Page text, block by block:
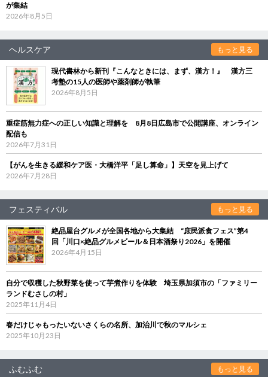
が集結
2026年8月5日
ヘルスケア もっと見る
現代書林から新刊『こんなときには、まず、漢方！』 漢方三
考塾の15人の医師や薬剤師が執筆
2026年8月5日
重症筋無力症への正しい知識と理解を 8月8日広島市で公開講座、オンライン
配信も
2026年7月31日
【がんを生きる緩和ケア医・大橋洋平「足し算命」】天空を見上げて
2026年7月28日
フェスティバル もっと見る
絶品屋台グルメが全国各地から大集結 “庶民派食フェス”第4
回「川口×絶品グルメビール＆日本酒祭り2026」を開催
2026年4月15日
自分で収穫した秋野菜を使って芋煮作りを体験 埼玉県加須市の「ファミリー
ランドむさしの村」
2025年11月4日
春だけじゃもったいないさくらの名所、加治川で秋のマルシェ
2025年10月23日
ふむふむ もっと見る